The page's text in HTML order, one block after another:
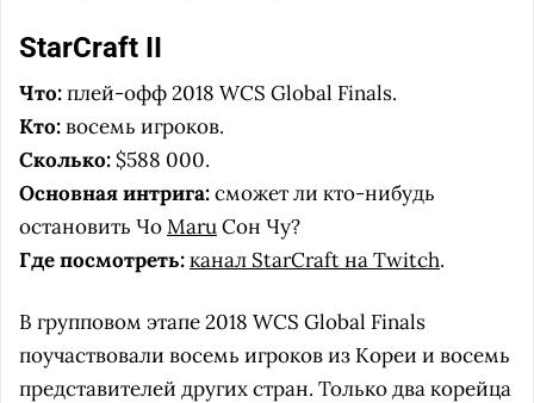
StarCraft II
Что:плей-офф 2018 WCS Global Finals.
Кто:восемь игроков.
Сколько:$588 000.
Основная интрига:сможет ли кто-нибудь
остановить ЧоMaruСон Чу?
Где посмотреть:канал StarCraft на Twitch.
В групповом этапе 2018 WCS Global Finals
поучаствовали восемь игроков из Кореи и восемь
представителей других стран. Только два корейца